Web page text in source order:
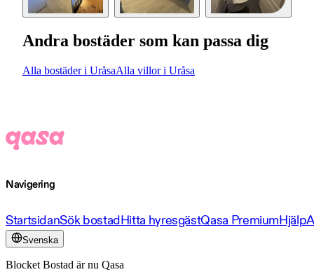
Andra bostäder som kan passa dig
Alla bostäder i UråsaAlla villor i Uråsa
Navigering
StartsidanSök bostadHitta hyresgästQasa PremiumHjälp
Svenska
Blocket Bostad är nu Qasa